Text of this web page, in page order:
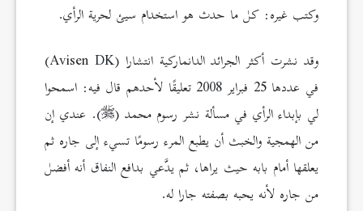
وكتب غيره: كل ما حدث هو استخدام سيئ لحرية الرأي.
وقد نشرت أكثر الجرائد الدانماركية انتشارا (Avisen DK)
في عددها 25 فبراير 2008 تعليقًا لأحدهم قال فيه: اسمحوا
لي بإبداء الرأي في مسألة نشر رسوم محمد ( ). عندي إن
من الهمجية والخبث أن يطبع المرء رسومًا تسيء إلى جاره ثم
يعلقها أمام بابه حيث يراها، ثم يدَّعي بدافع النفاق أنه أفضل
من جاره لأنه يحبه بصفته جارا له.